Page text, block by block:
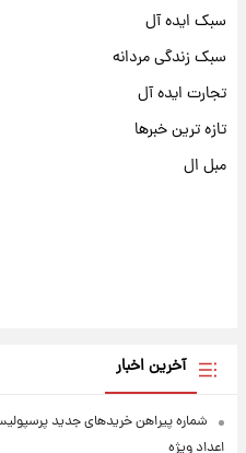
سبک ایده آل
سبک زندگی مردانه
تجارت ایده آل
تازه ترین خبرها
مبل ال
آخرین اخبار
شماره پیراهن خریدهای جدید
اعداد ویژه